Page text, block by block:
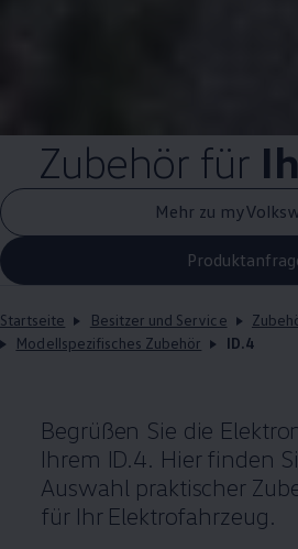
Zubehörfür
Mehr zu
Startseite Besitzer und Service
Modellspezifisches Zubehör
ID.4
Begrüßen Sie die
Ihrem ID.4. Hier finden
Auswahl praktischer
für Ihr Elektrofahrzeug.